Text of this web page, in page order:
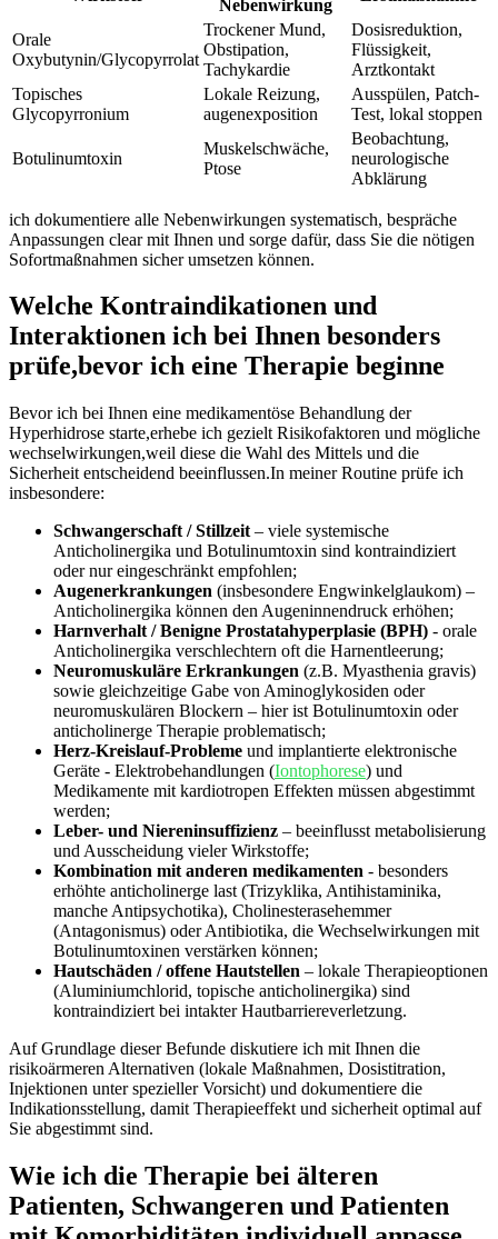
Nebenwirkung
Orale
Oxybutynin/Glycopyrrolat
Trockener Mund,
⁣Obstipation,
Tachykardie
Dosisreduktion,
Flüssigkeit,
Arztkontakt
Topisches‍
Glycopyrronium
Lokale ⁤Reizung,​
augenexposition
Ausspülen, Patch-
Test, lokal ⁢stoppen
Botulinumtoxin
Muskelschwäche,
Ptose
Beobachtung,‌
neurologische⁤
Abklärung
ich dokumentiere alle Nebenwirkungen systematisch, bespräche ​
Anpassungen clear ‌mit‍ Ihnen ⁤und‌ sorge dafür, dass Sie‍ die nötigen
Sofortmaßnahmen‌ sicher umsetzen ​können.
Welche Kontraindikationen und
Interaktionen ich bei Ihnen besonders
prüfe,bevor ich⁢ eine‍ Therapie​ beginne
Bevor ich​ bei Ihnen eine medikamentöse Behandlung der
Hyperhidrose ​starte,erhebe ich ⁤gezielt Risikofaktoren und mögliche
wechselwirkungen,weil diese die Wahl des Mittels und ‍die
Sicherheit entscheidend beeinflussen.In meiner​ Routine⁤ prüfe ich
insbesondere:
Schwangerschaft / ⁤Stillzeit – viele systemische
Anticholinergika und Botulinumtoxin sind kontraindiziert
oder nur ​eingeschränkt empfohlen;
Augenerkrankungen (insbesondere Engwinkelglaukom) –
Anticholinergika ⁣können⁢ den Augeninnendruck erhöhen;
Harnverhalt /⁢ Benigne⁤ Prostatahyperplasie (BPH) -​ orale
Anticholinergika verschlechtern ​oft die Harnentleerung;
Neuromuskuläre ⁢Erkrankungen (z.B. Myasthenia ​gravis)
sowie⁢ gleichzeitige ‍Gabe ⁣von Aminoglykosiden oder‌
neuromuskulären Blockern – hier ist Botulinumtoxin oder
anticholinerge Therapie​ problematisch;
Herz-Kreislauf-Probleme ⁢und implantierte elektronische⁢
Geräte -⁢ Elektrobehandlungen (Iontophorese) und
Medikamente ⁤mit​ kardiotropen Effekten müssen abgestimmt
⁢werden;
Leber- und ‌Niereninsuffizienz – beeinflusst metabolisierung⁤
und Ausscheidung vieler ⁢Wirkstoffe;
Kombination⁣ mit anderen medikamenten -‍ besonders
erhöhte anticholinerge last ⁣(Trizyklika, Antihistaminika,
manche Antipsychotika), Cholinesterasehemmer
⁣(Antagonismus) ⁣oder Antibiotika, die Wechselwirkungen mit
Botulinumtoxinen‍ verstärken können;
Hautschäden / offene Hautstellen – ⁢lokale Therapieoptionen
(Aluminiumchlorid, ⁣topische anticholinergika) ‌sind
kontraindiziert bei intakter Hautbarriereverletzung.
Auf Grundlage dieser Befunde‍ diskutiere ich mit Ihnen ⁢die ​
risikoärmeren Alternativen (lokale⁣ Maßnahmen, Dosistitration,
Injektionen unter⁤ spezieller Vorsicht) und ‍dokumentiere die
Indikationsstellung, damit Therapieeffekt und sicherheit optimal auf
Sie abgestimmt sind.
Wie ich die Therapie bei älteren
⁤Patienten,‌ Schwangeren und​ Patienten